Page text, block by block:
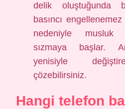
delik oluştuğunda
basıncı
nedeniyle musluk
sızmaya başlar.
yenisiyle
çözebilirsiniz.
Hangi telefon